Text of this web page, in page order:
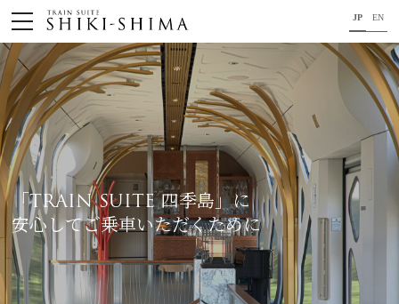
JP EN
HOME
車内のご紹介
旅の行程のご紹介
パンフレット・旅のお申し込み
オリジナル商品のご案内
連載コラム
地域をつなぐ懸け橋に。
「TRAIN SUITE 四季島」に
安心してご乗車いただくために